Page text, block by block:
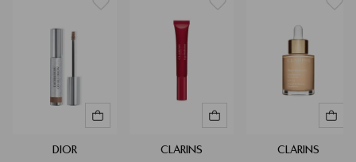
DIOR CLARINS CLARINS